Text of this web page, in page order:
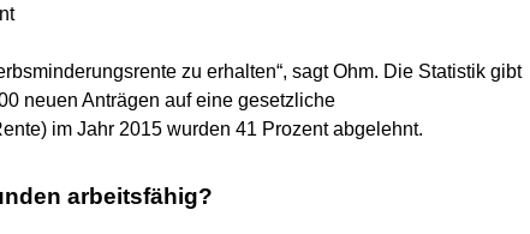
zu erhalten“, sagt Ohm. Die Statistik gibt
neuen Anträgen auf eine gesetzliche
im Jahr 2015 wurden 41 Prozent abgelehnt.
arbeitsfähig?